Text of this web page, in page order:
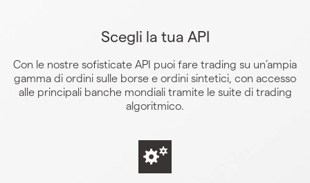
Scegli la tua API
Con le nostre sofisticate API puoi fare trading su un’ampia
gamma di ordini sulle borse e ordini sintetici, con accesso
alle principali banche mondiali tramite le suite di trading
algoritmico.